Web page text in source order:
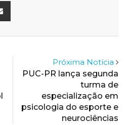
Próxima Notícia
PUC-PR lança segunda
turma de
especialização em
psicologia do esporte e
neurociências